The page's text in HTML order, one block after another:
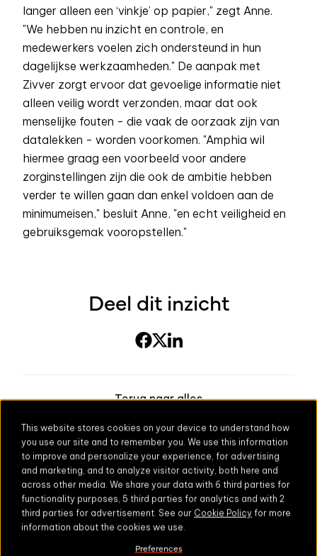
This website stores cookies on your device to understand how
you use our site and to remember you. We use this information
to improve and personalize your experience, for advertising
and marketing, and to analyze visitor activity, both here and
across other media. We share your data with 6 third parties for
functionality purposes, 5 third parties for analytics and with 2
third parties for advertisement. See our Cookie Policy for more
information about the cookies we use.
Preferences
langer alleen een ‘vinkje’ op papier," zegt Anne.
"We hebben nu inzicht en controle, en
medewerkers voelen zich ondersteund in hun
dagelijkse werkzaamheden." De aanpak met
Zivver zorgt ervoor dat gevoelige informatie niet
alleen veilig wordt verzonden, maar dat ook
menselijke fouten - die vaak de oorzaak zijn van
datalekken - worden voorkomen. "Amphia wil
hiermee graag een voorbeeld voor andere
zorginstellingen zijn die ook de ambitie hebben
verder te willen gaan dan enkel voldoen aan de
minimumeisen," besluit Anne, "en echt veiligheid en
gebruiksgemak vooropstellen."
Deel dit inzicht
Terug naar alles
Dit vind je misschien
ook leuk